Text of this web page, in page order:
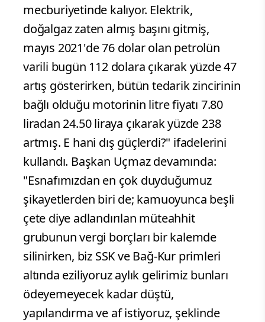
mecburiyetinde kalıyor. Elektrik,
doğalgaz zaten almış başını gitmiş,
mayıs 2021'de 76 dolar olan petrolün
varili bugün 112 dolara çıkarak yüzde 47
artış gösterirken, bütün tedarik zincirinin
bağlı olduğu motorinin litre fiyatı 7.80
liradan 24.50 liraya çıkarak yüzde 238
artmış. E hani dış güçlerdi?" ifadelerini
kullandı. Başkan Uçmaz devamında:
"Esnafımızdan en çok duyduğumuz
şikayetlerden biri de; kamuoyunca beşli
çete diye adlandırılan müteahhit
grubunun vergi borçları bir kalemde
silinirken, biz SSK ve Bağ-Kur primleri
altında eziliyoruz aylık gelirimiz bunları
ödeyemeyecek kadar düştü,
yapılandırma ve af istiyoruz, şeklinde